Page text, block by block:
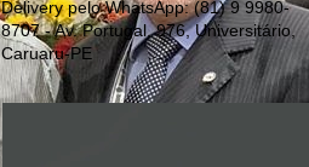
Delivery pelo WhatsApp: (81) 9 9980-
8707 - Av. Portugal, 976, Universitário,
Caruaru-PE